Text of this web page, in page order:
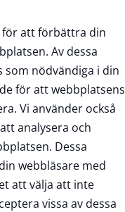
för att förbättra din
Av dessa
som nödvändiga i din
för att webbplatsens
Vi använder också
analysera och
Dessa
webbläsare med
att välja att inte
vissa av dessa